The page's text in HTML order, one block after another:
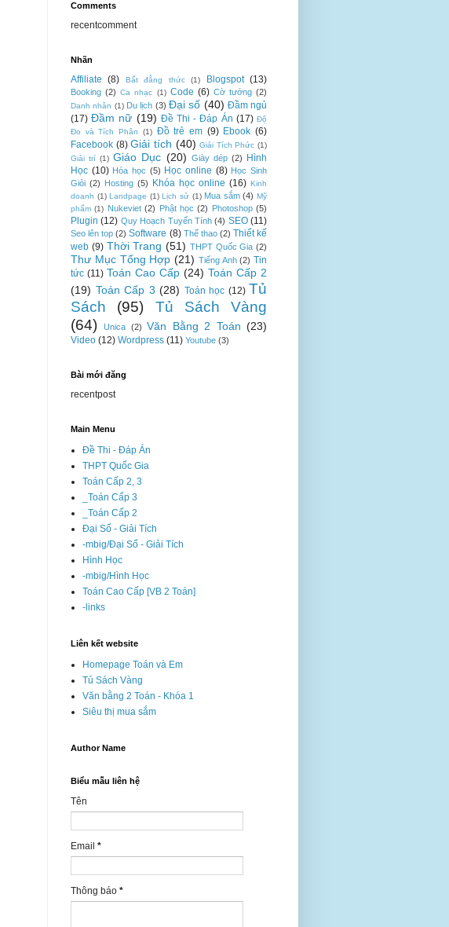
Comments
recentcomment
Nhãn
Affiliate (8) Bất đẳng thức (1) Blogspot (13)
Booking (2) Ca nhạc (1) Code (6) Cờ tướng (2)
Danh nhân (1) Du lịch (3) Đại số (40) Đầm ngủ
(17) Đầm nữ (19) Đề Thi - Đáp Án (17) Độ
Đo và Tích Phân
(1) Đồ trẻ em (9) Ebook (6)
Facebook (8) Giải tích (40) Giải Tích Phức (1)
Giải trí (1) Giáo Dục (20) Giày dép (2)
Hình
Học (10) Hóa học (5) Học online (8) Học Sinh
Giỏi (2) Hosting (5) Khóa học online (16) Kinh
doanh (1) Landpage (1) Lịch sử (1) Mua sắm (4) Mỹ
phẩm (1) Nukeviet (2) Phật học (2) Photoshop (5)
Plugin (12) Quy Hoạch Tuyến Tính (4) SEO (11)
Seo lên top (2) Software (8) Thể thao (2) Thiết kế
web (9) Thời Trang (51) THPT Quốc Gia (2)
Thư Mục Tổng Hợp (21) Tiếng Anh (2) Tin
tức (11) Toán Cao Cấp (24) Toán Cấp 2
(19) Toán Cấp 3 (28) Toán học (12) Tủ
Sách
(95)
Tủ Sách Vàng
(64)
Unica (2) Văn Bằng 2 Toán (23)
Video (12) Wordpress (11) Youtube (3)
Bài mới đăng
recentpost
Main Menu
Đề Thi - Đáp Án
THPT Quốc Gia
Toán Cấp 2, 3
_Toán Cấp 3
_Toán Cấp 2
Đại Số - Giải Tích
-mbig/Đại Số - Giải Tích
Hình Học
-mbig/Hình Học
Toán Cao Cấp [VB 2 Toán]
-links
Liên kết website
Homepage Toán và Em
Tủ Sách Vàng
Văn bằng 2 Toán - Khóa 1
Siêu thị mua sắm
Author Name
Biểu mẫu liên hệ
Tên
Email *
Thông báo *